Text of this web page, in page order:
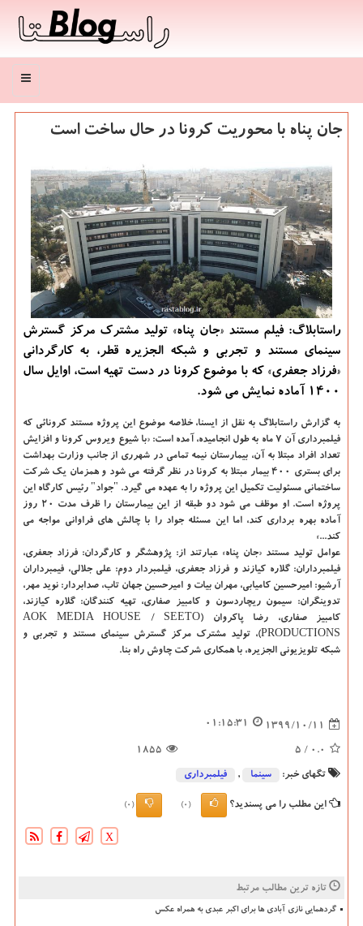
منو
جان پناه با محوریت كرونا در حال ساخت است
راستابلاگ: فیلم مستند «جان پناه» تولید مشترک مرکز گسترش
سینمای مستند و تجربی و شبکه الجزیره قطر، به کارگردانی
«فرزاد جعفری» که با موضوع کرونا در دست تهیه است، اوایل سال
1400 آماده نمایش می شود.
به گزارش راستابلاگ به نقل از ایسنا، خلاصه موضوع این پروژه مستند کرونائی که
فیلمبرداری آن ۷ ماه به طول انجامیده، آمده است: «با شیوع ویروس کرونا و افزایش
تعداد افراد مبتلا به آن، بیمارستان نیمه تمامی در شهرری از جانب وزارت بهداشت
برای بستری ۴۰۰ بیمار مبتلا به کرونا در نظر گرفته می شود و همزمان یک شرکت
ساختمانی مسئولیت تکمیل این پروژه را به عهده می گیرد. "جواد" رئیس کارگاه این
پروژه است. او موظف می شود دو طبقه از این بیمارستان را ظرف مدت ۲۰ روز
آماده بهره برداری کند، اما این مسئله جواد را با چالش های فراوانی مواجه می
کند...»
عوامل تولید مستند «جان پناه» عبارتند از: پژوهشگر و کارگردان: فرزاد جعفری،
فیلمبرداران: گلاره کیازند و فرزاد جعفری، فیلمبردار دوم: علی جلالی، فیمبرداران
آرشیو: امیرحسین کامیابی، مهران بیات و امیرحسین جهان تاب، صدابردار: نوید مهر،
تدوینگران: سیمون ریچاردسون و کامبیز صفاری، تهیه کنندگان: گلاره کیازند،
کامبیز صفاری، رضا پاکروان (AOK MEDIA HOUSE / SEETO
PRODUCTIONS)، تولید مشترک مرکز گسترش سینمای مستند و تجربی و
شبکه تلویزیونی الجزیره، با همکاری شرکت چاوش راه بنا.
1399/10/11
01:15:31
0.0
/ 5
1855
تگهای خبر: سینما , فیلمبرداری
این مطلب را می پسندید؟ (0)
(0)
X
تازه ترین مطالب مرتبط
گردهمایی نازی آبادی ها برای اکبر عبدی به همراه عکس